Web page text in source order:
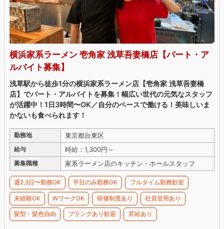
横浜家系ラーメン 壱角家 浅草吾妻橋店【パート・ア
ルバイト募集】
浅草駅から徒歩1分の横浜家系ラーメン店【壱角家 浅草吾妻橋
店】でパート・アルバイトを募集！幅広い世代の元気なスタッフ
が活躍中！1日3時間〜OK／自分のペースで働ける！美味しいま
かないも食べられます！
勤務地 東京都台東区
給与 時給：1,300円～
募集職種 家系ラーメン店のキッチン・ホールスタッフ
週2,3日〜勤務OK 平日のみ勤務OK フルタイム勤務歓迎
未経験OK WワークOK 研修制度あり 社員登用あり
髪型・髪色自由 ブランクあり歓迎 昇給あり